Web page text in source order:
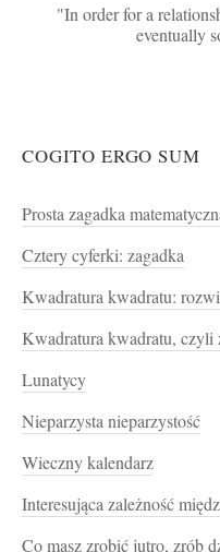
In order for a
eventually
COGITO ERGO SUM
Prosta zagadka
Cztery cyferki: zagadka
Kwadratura kwadratu:
Kwadratura kwadratu, czyli
Lunatycy
Nieparzysta nieparzystość
Wieczny kalendarz
Interesująca zależność
Co masz zrobić jutro, zrób